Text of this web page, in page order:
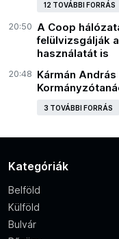
12 TOVÁBBI FORRÁS
20:50 A Coop
felülvizsgálják
használatát is
20:48 Kármán
3 TOVÁBBI FORRÁS
Kategóriák
Belföld
Külföld
Bulvár